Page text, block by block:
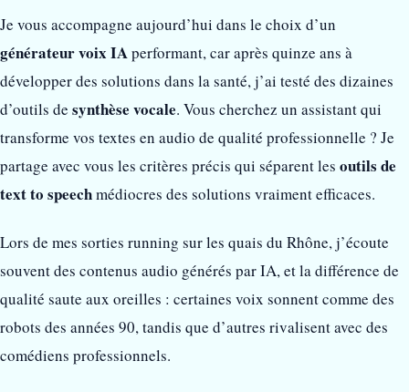
Je vous accompagne aujourd’hui dans le choix d’un
générateur voix IAperformant, car après quinze ans à
développer des solutions dans la santé, j’ai testé des dizaines
d’outils de synthèse vocale. Vous cherchez un assistant qui
transforme vos textes en audio de qualité professionnelle ? Je
partage avec vous les critères précis qui séparent les outils de
text to speechmédiocres des solutions vraiment efficaces.
Lors de mes sorties running sur les quais du Rhône, j’écoute
souvent des contenus audio générés par IA, et la différence de
qualité saute aux oreilles : certaines voix sonnent comme des
robots des années 90, tandis que d’autres rivalisent avec des
comédiens professionnels.